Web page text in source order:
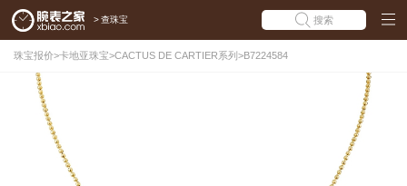
> 查珠宝 搜索
珠宝报价>卡地亚珠宝>CACTUS DE CARTIER系列 >B7224584